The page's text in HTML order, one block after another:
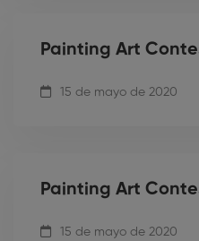
Painting Art
15 de mayo de 2020
Painting Art
15 de mayo de 2020